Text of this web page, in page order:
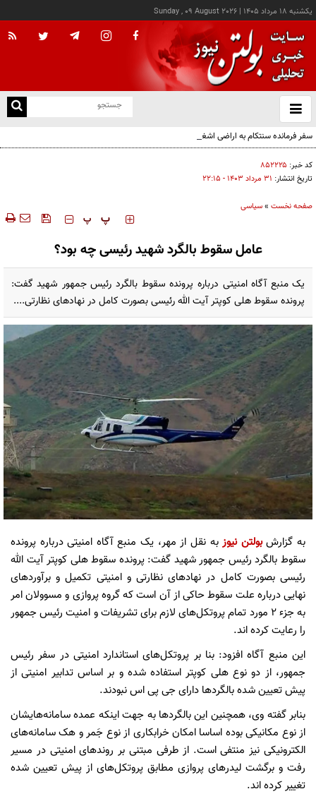
يکشنبه ۱۸ مرداد ۱۴۰۵ |
Sunday , 09 August 2026
باز
و
سفر فرمانده سنتکام به اراضی اشغالی
کد خبر: ۸۵۲۲۲۵
تاریخ انتشار: ۳۱ مرداد ۱۴۰۳ - ۲۲:۱۵
صفحه نخست »سیاسی
‍‍‍ پ پ
عامل سقوط بالگرد شهید رئیسی چه بود؟
یک منبع آگاه امنیتی درباره پرونده سقوط بالگرد رئیس جمهور شهید گفت:
پرونده سقوط هلی کوپتر آیت الله رئیسی بصورت کامل در نهادهای نظارتی....
به گزارشبولتن نیوزبه نقل از مهر، یک منبع آگاه امنیتی درباره پرونده
سقوط بالگرد رئیس جمهور شهید گفت: پرونده سقوط هلی کوپتر آیت الله
رئیسی بصورت کامل در نهادهای نظارتی و امنیتی تکمیل و برآوردهای
نهایی درباره علت سقوط حاکی از آن است که گروه پروازی و مسوولان امر
به جزء ۲ مورد تمام پروتکل‌های لازم برای تشریفات و امنیت رئیس جمهور
را رعایت کرده اند.
این منبع آگاه افزود: بنا بر پروتکل‌های استاندارد امنیتی در سفر رئیس
جمهور، از دو نوع هلی کوپتر استفاده شده و بر اساس تدابیر امنیتی از
پیش تعیین شده بالگردها دارای جی پی اس نبودند.
بنابر گفته وی، همچنین این بالگردها به جهت اینکه عمده سامانه‌هایشان
از نوع مکانیکی بوده اساسا امکان خرابکاری از نوع جَمر و هک سامانه‌های
الکترونیکی نیز منتفی است. از طرفی مبتنی بر روندهای امنیتی در مسیر
رفت و برگشت لیدرهای پروازی مطابق پروتکل‌های از پیش تعیین شده
تغییر کرده اند.